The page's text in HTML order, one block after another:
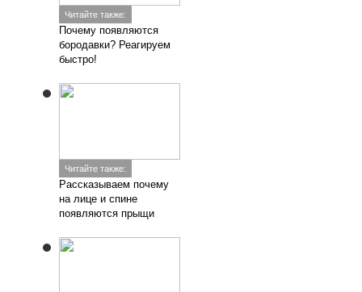
Читайте также:
Почему появляются
бородавки? Реагируем
быстро!
Читайте также:
Рассказываем почему
на лице и спине
появляются прыщи